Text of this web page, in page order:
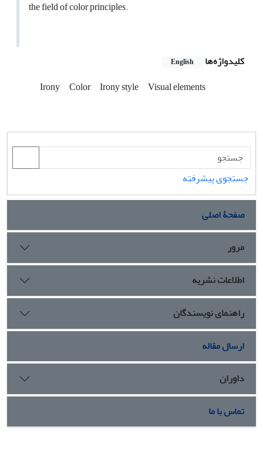
the field of color principles.
کلیدواژه‌ها English
Irony Color Irony style Visual elements
جستجوی پیشرفته
صفحۀ اصلی
مرور
اطلاعات نشریه
راهنمای نویسندگان
ارسال مقاله
داوران
تماس با ما